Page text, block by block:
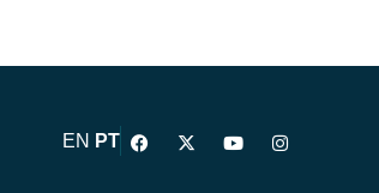
EN PT
F
a
X
-
Y
o
I
n